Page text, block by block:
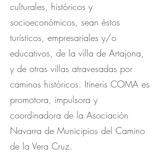
culturales, históricos y
socioeconómicos, sean éstos
turísticos, empresariales y/o
educativos, de la villa de Artajona,
y de otras villas atravesadas por
caminos históricos. Itineris COMA es
promotora, impulsora y
coordinadora de la Asociación
Navarra de Municipios del Camino
de la Vera Cruz.